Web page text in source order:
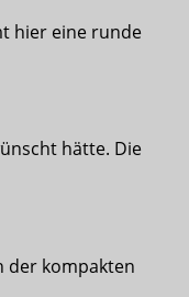
hier eine runde
hätte. Die
der kompakten